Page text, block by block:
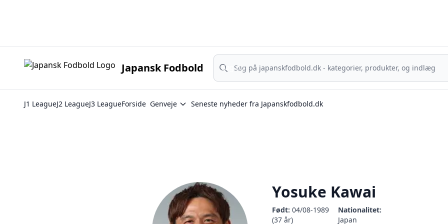
Japansk Fodbold
Søg nu
Søg nu
J1 LeagueJ2 LeagueJ3 LeagueForside Genveje Seneste nyheder fra Japanskfodbold.dk
Yosuke Kawai
Født: 04/08-1989
(37 år)
Nationalitet:
Japan